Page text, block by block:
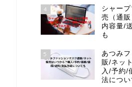
4
シャー
売（通
内容量/
も
5
あつみ
販/ネッ
入/予約/
法につい